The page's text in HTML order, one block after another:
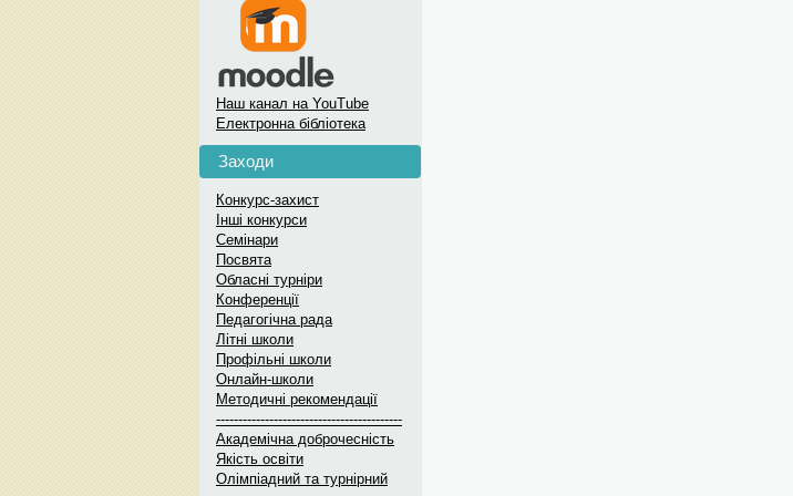
Наш канал на YouTube
Електронна бібліотека
Заходи
Конкурс-захист
Інші конкурси
Семінари
Посвята
Обласні турніри
Конференції
Педагогічна рада
Літні школи
Профільні школи
Онлайн-школи
Методичні рекомендації
------------------------------------------
Академічна доброчесність
Якість освіти
Олімпіадний та турнірний